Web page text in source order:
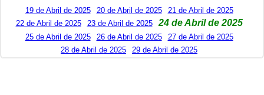
19 de Abril de 2025 20 de Abril de 2025
21 de Abril de 2025
22 de Abril de 2025
23 de Abril de 2025 24 de Abril de 2025
25 de Abril de 2025 26 de Abril de 2025
27 de Abril de 2025
28 de Abril de 2025
29 de Abril de 2025